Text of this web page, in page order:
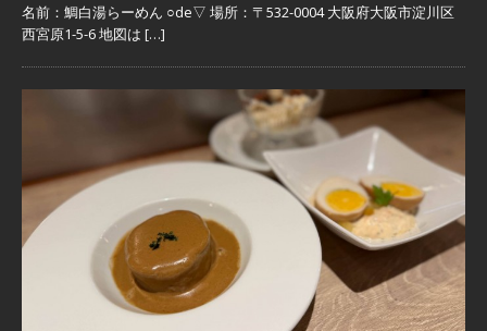
名前：鯛白湯らーめん ○de▽ 場所：〒532-0004 大阪府大阪市淀川区
西宮原1-5-6 地図は […]